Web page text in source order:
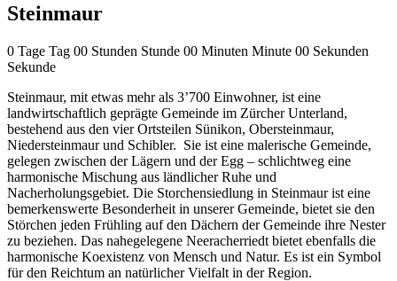
Steinmaur
0 Tage Tag 00 Stunden Stunde 00 Minuten Minute 00 Sekunden
Sekunde
Steinmaur, mit etwas mehr als 3’700 Einwohner, ist eine
landwirtschaftlich geprägte Gemeinde im Zürcher Unterland,
bestehend aus den vier Ortsteilen Sünikon, Obersteinmaur,
Niedersteinmaur und Schibler. Sie ist eine malerische Gemeinde,
gelegen zwischen der Lägern und der Egg – schlichtweg eine
harmonische Mischung aus ländlicher Ruhe und
Nacherholungsgebiet. Die Storchensiedlung in Steinmaur ist eine
bemerkenswerte Besonderheit in unserer Gemeinde, bietet sie den
Störchen jeden Frühling auf den Dächern der Gemeinde ihre Nester
zu beziehen. Das nahegelegene Neeracherriedt bietet ebenfalls die
harmonische Koexistenz von Mensch und Natur. Es ist ein Symbol
für den Reichtum an natürlicher Vielfalt in der Region.